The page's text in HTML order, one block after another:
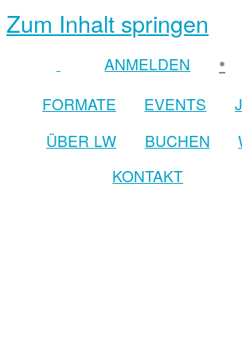
Zum Inhalt springen
ANMELDEN •
FORMATE
EVENTS
ÜBER LW BUCHEN
KONTAKT